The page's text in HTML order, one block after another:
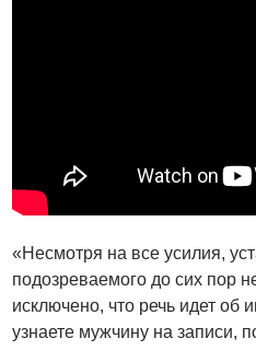
«Несмотря на все усилия,
подозреваемого до сих пор
исключено, что речь идет об
узнаете мужчину на записи,